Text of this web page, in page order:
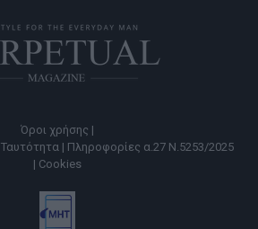
Όροι χρήσης |
Ταυτότητα | Πληροφορίες α.27 Ν.5253/2025
| Cookies